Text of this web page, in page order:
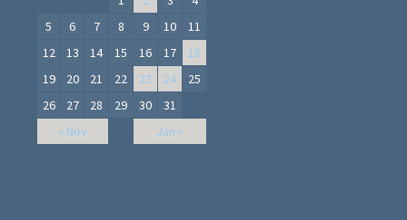
« Nov Jan »
5
6 7 8 9 10
11
12
13 14 15 16 17
18
19
20 21 22 23 24
25
26
27 28 29 30 31